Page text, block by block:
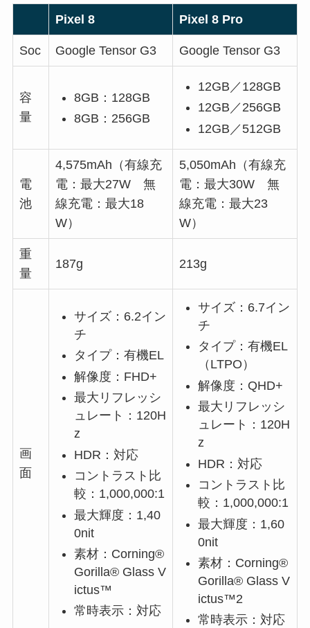
Pixel 8 Pixel 8 Pro
Soc Google Tensor G3 Google Tensor G3
容
量
8GB：128GB
8GB：256GB
12GB／128GB
12GB／256GB
12GB／512GB
電
池
4,575mAh（有線充
電：最大27W 無
線充電：最大18
W）
5,050mAh（有線充
電：最大30W 無
線充電：最大23
W）
重
量
187g 213g
画
面
サイズ：6.2イン
チ
タイプ：有機EL
解像度：FHD+
最大リフレッシ
ュレート：120H
z
HDR：対応
コントラスト比
較：1,000,000:1
最大輝度：1,40
0nit
素材：Corning®
Gorilla® Glass V
ictus™
常時表示：対応
サイズ：6.7イン
チ
タイプ：有機EL
（LTPO）
解像度：QHD+
最大リフレッシ
ュレート：120H
z
HDR：対応
コントラスト比
較：1,000,000:1
最大輝度：1,60
0nit
素材：Corning®
Gorilla® Glass V
ictus™2
常時表示：対応